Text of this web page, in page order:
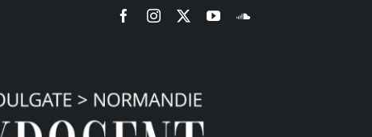
FacebookInstagram
X YouTubeSoundCloud